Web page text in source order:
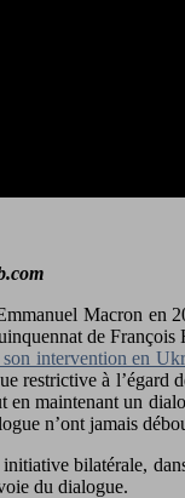
Macron en
de
son intervention en
restrictive à l’égard
en maintenant un
n’ont jamais
bilatérale,
du dialogue.